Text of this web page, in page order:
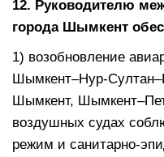
12. Руководителю
города Шымкент
1) возобновление
Шымкент–Нур-
Шымкент,
воздушных судах
режим и санитарно-